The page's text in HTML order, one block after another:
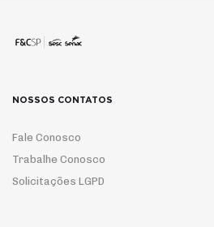
NOSSOS CONTATOS
Fale Conosco
Trabalhe Conosco
Solicitações LGPD